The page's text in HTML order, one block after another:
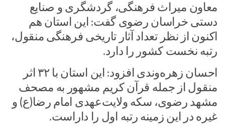
معاون میراث فرهنگی، گردشگری و صنایع
دستی خراسان رضوی گفت: این استان هم
اکنون از نظر تعداد آثار تاریخی فرهنگی منقول،
رتبه نخست کشور را دارد.
احسان زهره‌وندی افزود: این استان با ۳۲ اثر
منقول از جمله قرآن کریم مشهور به مصحف
مشهد رضوی، سکه ولایت‌عهدی امام رضا(ع) و
غیره در این زمینه رتبه اول را داراست.